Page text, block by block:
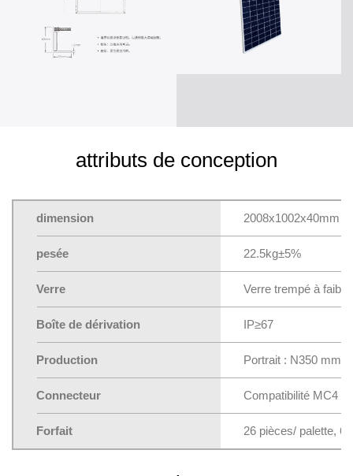
attributs de conception
dimension 2008x1002x40mm
pesée 22.5kg±5%
Verre Verre trempé à
Boîte de dérivation IP≥67
Production Portrait : N350 mm/
Connecteur Compatibilité MC4
Forfait 26 pièces/ palette,